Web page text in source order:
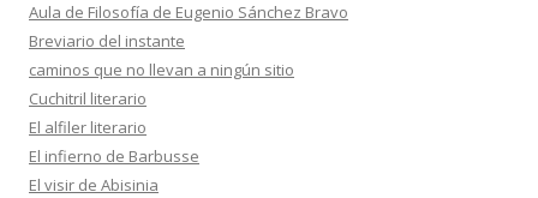
Aula de Filosofía de Eugenio Sánchez Bravo
Breviario del instante
caminos que no llevan a ningún sitio
Cuchitril literario
El alfiler literario
El infierno de Barbusse
El visir de Abisinia